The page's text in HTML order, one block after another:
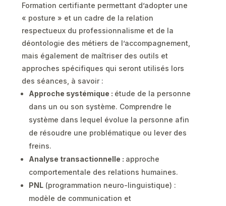
Formation certifiante permettant d’adopter une
« posture » et un cadre de la relation
respectueux du professionnalisme et de la
déontologie des métiers de l’accompagnement,
mais également de maîtriser des outils et
approches spécifiques qui seront utilisés lors
des séances, à savoir :
Approche systémique : étude de la personne
dans un ou son système. Comprendre le
système dans lequel évolue la personne afin
de résoudre une problématique ou lever des
freins.
Analyse transactionnelle : approche
comportementale des relations humaines.
PNL (programmation neuro-linguistique) :
modèle de communication et